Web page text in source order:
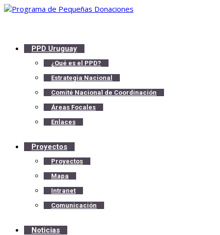
PPD Uruguay
¿Qué es el PPD?
Estrategia Nacional
Comité Nacional de Coordinación
Áreas Focales
Enlaces
Proyectos
Proyectos
Mapa
Intranet
Comunicación
Noticias